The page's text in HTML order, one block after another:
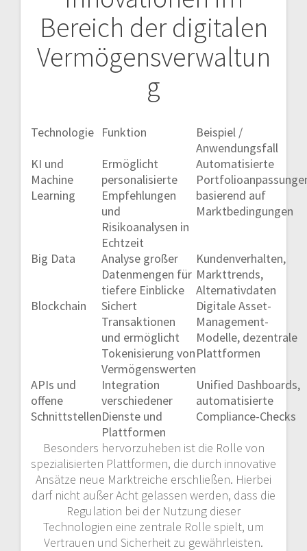
Bereich der digitalen
Vermögensverwaltun
g
Technologie Funktion
Beispiel /
Anwendungsfall
KI und
Machine
Learning
Ermöglicht
personalisierte
Empfehlungen
und
Risikoanalysen in
Echtzeit
Automatisierte
basierend auf
Marktbedingungen
Big Data
Analyse großer
Datenmengen für
tiefere Einblicke
Kundenverhalten,
Markttrends,
Alternativdaten
Blockchain
Sichert
Transaktionen
und ermöglicht
Tokenisierung von
Vermögenswerten
Digitale Asset-
Management-
Modelle, dezentrale
Plattformen
APIs und
offene
Schnittstellen
Integration
verschiedener
Dienste und
Plattformen
Unified Dashboards,
automatisierte
Compliance-Checks
Besonders hervorzuheben ist die Rolle von
spezialisierten Plattformen, die durch innovative
Ansätze neue Marktreiche erschließen. Hierbei
darf nicht außer Acht gelassen werden, dass die
Regulation bei der Nutzung dieser
Technologien eine zentrale Rolle spielt, um
Vertrauen und Sicherheit zu gewährleisten.